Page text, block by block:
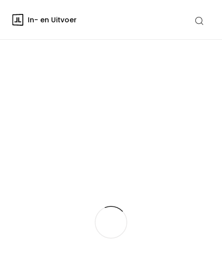
In- en Uitvoer